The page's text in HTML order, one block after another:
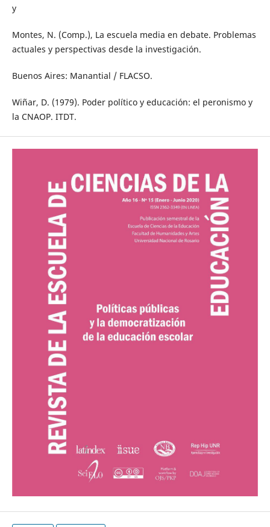
y
Montes, N. (Comp.), La escuela media en debate. Problemas
actuales y perspectivas desde la investigación.
Buenos Aires: Manantial / FLACSO.
Wiñar, D. (1979). Poder político y educación: el peronismo y
la CNAOP. ITDT.